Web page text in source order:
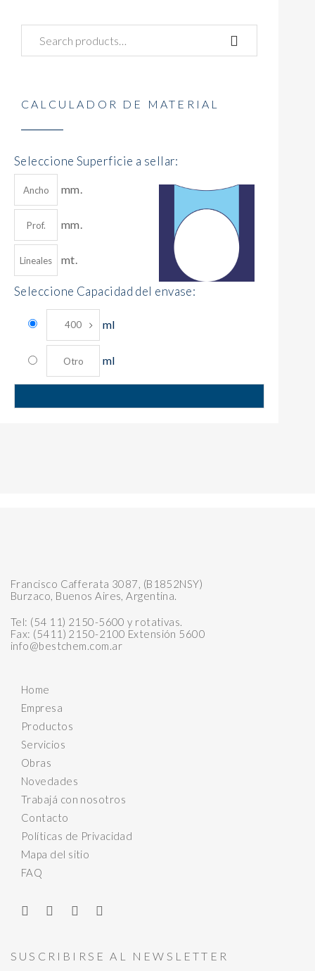
CALCULADOR DE MATERIAL
Seleccione Superficie a sellar:
mm.
mm.
mt.
Seleccione Capacidad del envase:
ml
ml
Francisco Cafferata 3087, (B1852NSY)
Burzaco, Buenos Aires, Argentina.
Tel: (54 11) 2150-5600 y rotativas.
Fax: (5411) 2150-2100 Extensión 5600
info@bestchem.com.ar
Home
Empresa
Productos
Servicios
Obras
Novedades
Trabajá con nosotros
Contacto
Políticas de Privacidad
Mapa del sitio
FAQ
SUSCRIBIRSE AL NEWSLETTER